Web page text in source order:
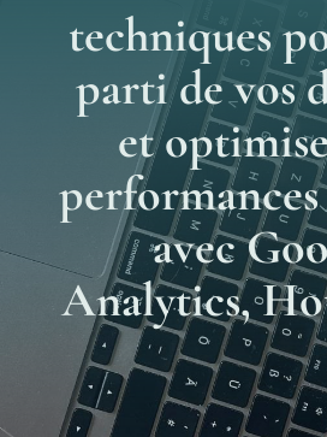
techniques
parti de vos
et
avec
Analytics,